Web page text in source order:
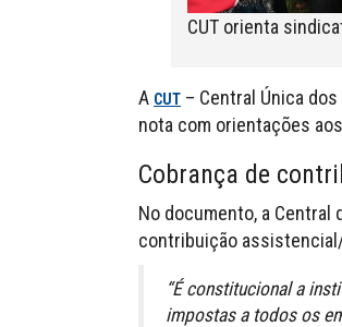
CUT orienta
A CUT – Central Única
nota com orientações
Cobrança de
No documento, a Central
contribuição
“É constitucional a
impostas a todos os